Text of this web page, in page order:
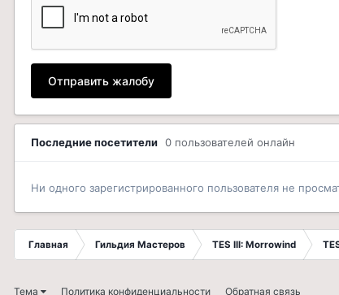
Отправить жалобу
Последние посетители 0 пользователей онлайн
Ни одного зарегистрированного пользователя не
Главная Гильдия Мастеров TES III: Morrowind
Тема Политика конфиденциальности Обратная связь